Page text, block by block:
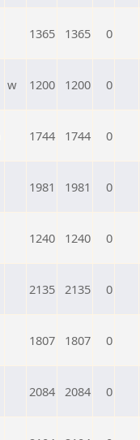
1365 1365 0
w 1200 1200 0
1744 1744 0
1981 1981 0
1240 1240 0
2135 2135 0
1807 1807 0
2084 2084 0